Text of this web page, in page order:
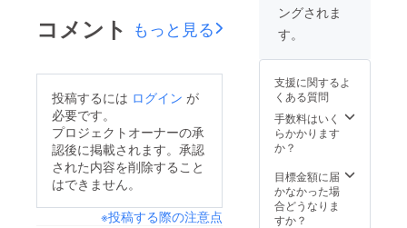
コメント もっと見る
投稿するには ログイン が
必要です。
プロジェクトオーナーの承
認後に掲載されます。承認
された内容を削除すること
はできません。
※投稿する際の注意点
ングされま
す。
支援に関するよ
くある質問
手数料はいく
らかかります
か？
目標金額に届
かなかった場
合どうなりま
すか？